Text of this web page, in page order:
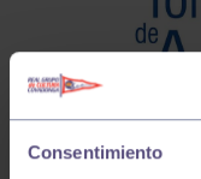
Consentimiento